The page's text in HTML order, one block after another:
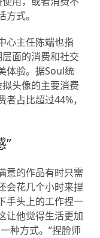
式。
心主任陈端也指
面的消费和社交
体验。据Soul统
头像的主要消费
占比超过44%，
”
意的作品有时只需
会花几个小时来捏
手头上的工作捏一
让他觉得生活更加
种方式。”捏脸师